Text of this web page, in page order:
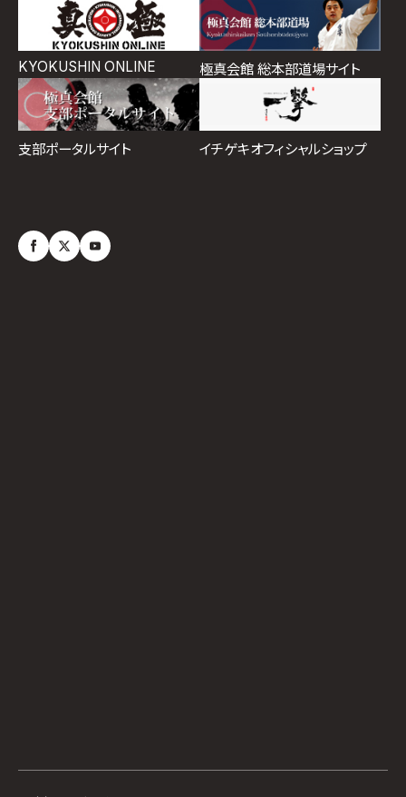
KYOKUSHIN ONLINE 極真会館 総本部道場サイト
支部ポータルサイト イチゲキオフィシャルショップ